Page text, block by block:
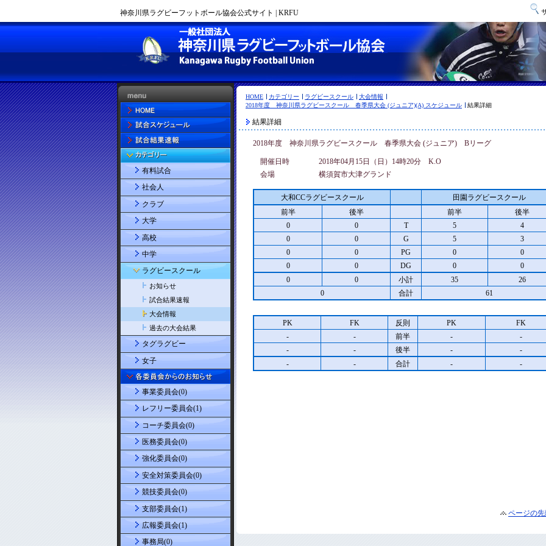
神奈川県ラグビーフットボール協会公式サイト | KRFU
HOME カテゴリー ラグビースクール
大会情報
2018年度 神奈川県ラグビースクール 春季県大会 (ジュニア)(A) スケジュール
結果詳細
結果詳細
2018年度 神奈川県ラグビースクール 春季県大会 (ジュニア) Bリーグ
開催日時
2018年04月15日（日）14時20分 K.O
会場
横須賀市大津グランド
大和CCラグビースクール
田園ラグビースクール
前半
後半 前半
後半
0
0 T 5
4
0
0 G 5
3
0
0 PG 0
0
0
0 DG 0
0
0
0 小計 35
26
0
合計 61
PK FK 反則 PK
FK
-
- 前半 -
-
-
- 後半 -
-
-
- 合計 - -
ページの
有料試合
社会人
クラブ
大学
高校
中学
ラグビースクール
お知らせ
試合結果速報
大会情報
過去の大会結果
タグラグビー
女子
事業委員会(0)
レフリー委員会(1)
コーチ委員会(0)
医務委員会(0)
強化委員会(0)
安全対策委員会(0)
競技委員会(0)
支部委員会(1)
広報委員会(1)
事務局(0)